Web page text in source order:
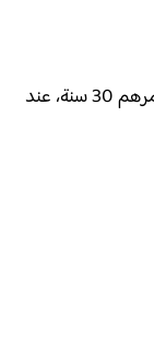
يشترط على جميع المترشحين أن لا يتعدى عمرهم 30 سنة، عند